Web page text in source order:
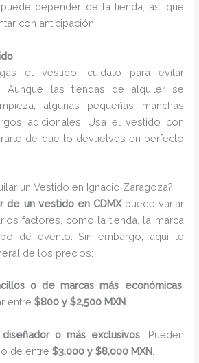
puede depender de la tienda, así que
con anticipación.
el vestido, cuídalo para evitar
Aunque las tiendas de alquiler se
algunas pequeñas manchas
adicionales. Usa el vestido con
de que lo devuelves en perfecto
un Vestido en Ignacio Zaragoza?
de un vestido en CDMXpuede variar
factores, como la tienda, la marca
de evento. Sin embargo, aquí te
de los precios:
o de marcas más económicas:
entre$800 y $2,500 MXN
o más exclusivos: Pueden
de entre$3,000 y $8,000 MXN